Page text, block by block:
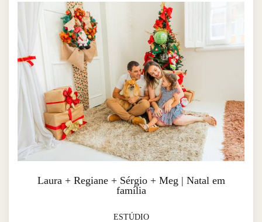
Laura + Regiane + Sérgio + Meg | Natal em
família
ESTÚDIO